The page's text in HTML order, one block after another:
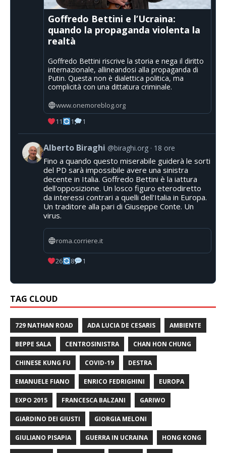
Goffredo Bettini e l’Ucraina:
quando la propaganda violenta la
realtà
Goffredo Bettini riscrive la storia e nega il diritto
internazionale, allineandosi alla propaganda di
Putin. Questa non è dialettica politica, ma
complicità con una dittatura criminale.
www.onemoreblog.org
11
1 1
Alberto Biraghi @biraghi.org 18 ore
Fino a quando questo miserabile guiderà le sorti
del PD sarà impossibile avere una sinistra
decente in Italia. Goffredo Bettini è la iattura
dell'opposizione. Un losco figuro eterodiretto
da interessi contrari a quelli dell'Italia in Europa.
Un traditore alla pari di Giuseppe Conte. Un
virus.
roma.corriere.it
26 8 1
TAG CLOUD
729 NATHAN ROAD ADA LUCIA DE CESARIS AMBIENTE
BEPPE SALA CENTROSINISTRA CHAN HON CHUNG
CHINESE KUNG FU COVID-19 DESTRA
EMANUELE FIANO ENRICO FEDRIGHINI EUROPA
EXPO 2015 FRANCESCA BALZANI GARIWO
GIARDINO DEI GIUSTI GIORGIA MELONI
GIULIANO PISAPIA GUERRA IN UCRAINA HONG KONG